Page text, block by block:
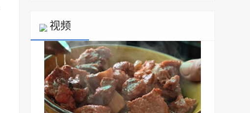
视频